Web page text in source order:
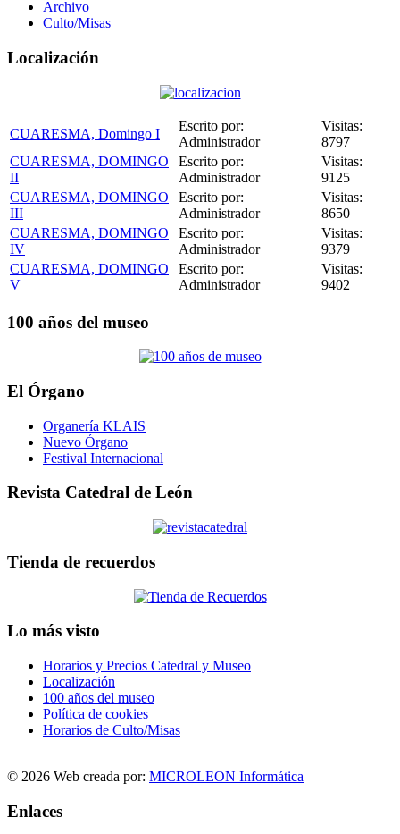
Archivo
Culto/Misas
Localización
CUARESMA, Domingo I
Escrito por:
Administrador
Visitas:
8797
CUARESMA, DOMINGO
II
Escrito por:
Administrador
Visitas:
9125
CUARESMA, DOMINGO
III
Escrito por:
Administrador
Visitas:
8650
CUARESMA, DOMINGO
IV
Escrito por:
Administrador
Visitas:
9379
CUARESMA, DOMINGO
V
Escrito por:
Administrador
Visitas:
9402
100 años del museo
El Órgano
Organería KLAIS
Nuevo Órgano
Festival Internacional
Revista Catedral de León
Tienda de recuerdos
Lo más visto
Horarios y Precios Catedral y Museo
Localización
100 años del museo
Política de cookies
Horarios de Culto/Misas
© 2026 Web creada por: MICROLEON Informática
Enlaces